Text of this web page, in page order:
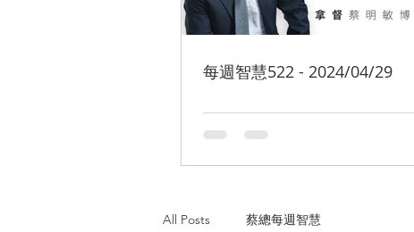
每週智慧522 - 2024/04/29
All Posts 蔡總每週智慧